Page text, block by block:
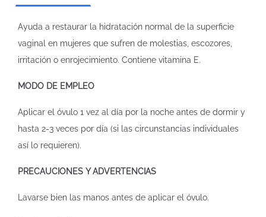
Ayuda a restaurar la hidratación normal de la superficie
vaginal en mujeres que sufren de molestias, escozores,
irritación o enrojecimiento. Contiene vitamina E.
MODO DE EMPLEO
Aplicar el óvulo 1 vez al día por la noche antes de dormir y
hasta 2-3 veces por día (si las circunstancias individuales
así lo requieren).
PRECAUCIONES Y ADVERTENCIAS
Lavarse bien las manos antes de aplicar el óvulo.